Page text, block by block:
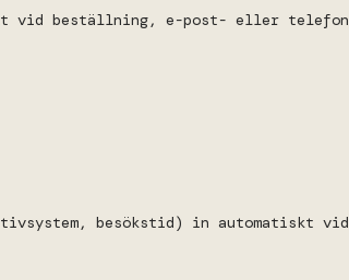
beställning, e-post- eller
besökstid) in automatiskt vid